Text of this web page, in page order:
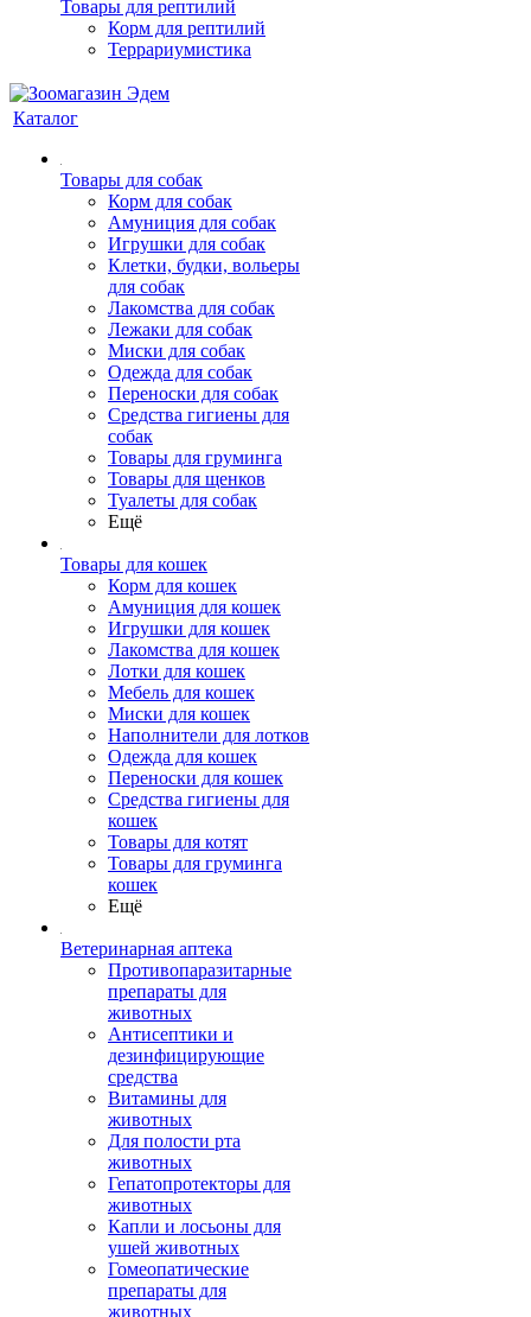
Товары для рептилий
Корм для рептилий
Террариумистика
Каталог
Товары для собак
Корм для собак
Амуниция для собак
Игрушки для собак
Клетки, будки, вольеры
для собак
Лакомства для собак
Лежаки для собак
Миски для собак
Одежда для собак
Переноски для собак
Средства гигиены для
собак
Товары для груминга
Товары для щенков
Туалеты для собак
Ещё
Товары для кошек
Корм для кошек
Амуниция для кошек
Игрушки для кошек
Лакомства для кошек
Лотки для кошек
Мебель для кошек
Миски для кошек
Наполнители для лотков
Одежда для кошек
Переноски для кошек
Средства гигиены для
кошек
Товары для котят
Товары для груминга
кошек
Ещё
Ветеринарная аптека
Противопаразитарные
препараты для
животных
Антисептики и
дезинфицирующие
средства
Витамины для
животных
Для полости рта
животных
Гепатопротекторы для
животных
Капли и лосьоны для
ушей животных
Гомеопатические
препараты для
животных